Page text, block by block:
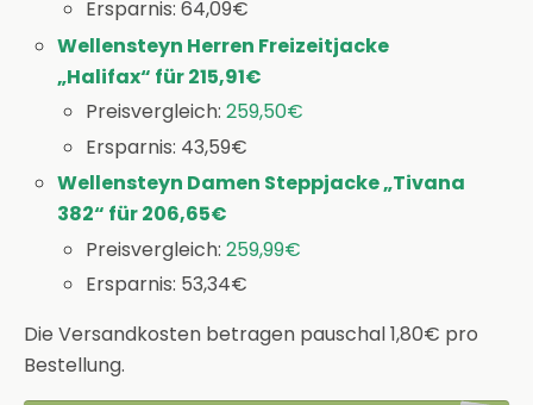
Ersparnis: 64,09€
Wellensteyn Herren Freizeitjacke
„Halifax“ für 215,91€
Preisvergleich:259,50€
Ersparnis: 43,59€
Wellensteyn Damen Steppjacke „Tivana
382“ für 206,65€
Preisvergleich:259,99€
Ersparnis: 53,34€
Die Versandkosten betragen pauschal 1,80€ pro
Bestellung.